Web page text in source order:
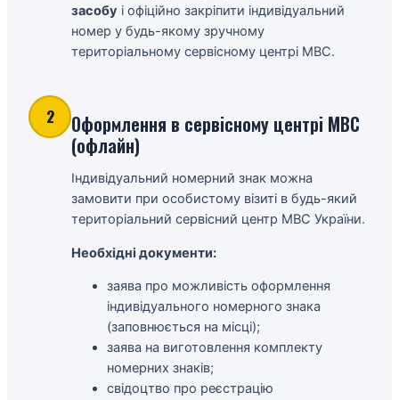
засобу і офіційно закріпити індивідуальний
номер у будь-якому зручному
територіальному сервісному центрі МВС.
2
Оформлення в сервісному центрі МВС
(офлайн)
Індивідуальний номерний знак можна
замовити при особистому візиті в будь-який
територіальний сервісний центр МВС України.
Необхідні документи:
заява про можливість оформлення
індивідуального номерного знака
(заповнюється на місці);
заява на виготовлення комплекту
номерних знаків;
свідоцтво про реєстрацію